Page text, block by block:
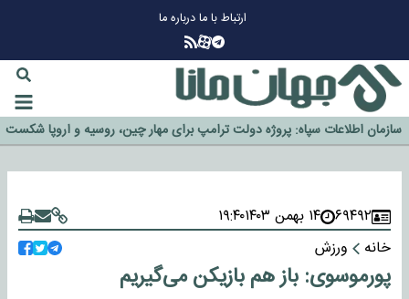
ارتباط با مادرباره ما
گزینه جدایی اوسمار روی میز مدیران پرسپولیس
آیا رئیس جمهور آمریکا قانون را دور می‌زند؟
اخراج رسمی چهره نامدار از پرسپولیس
سازمان اطلاعات سپاه: پروژه دولت ترامپ برای مهار چین، روسیه و اروپا شکست
خورد
۶۹۴۹۲ ۱۴ بهمن ۱۴۰۳
۱۹:۴۰
خانه
ورزش
پورموسوی: باز هم بازیکن می‌گیریم